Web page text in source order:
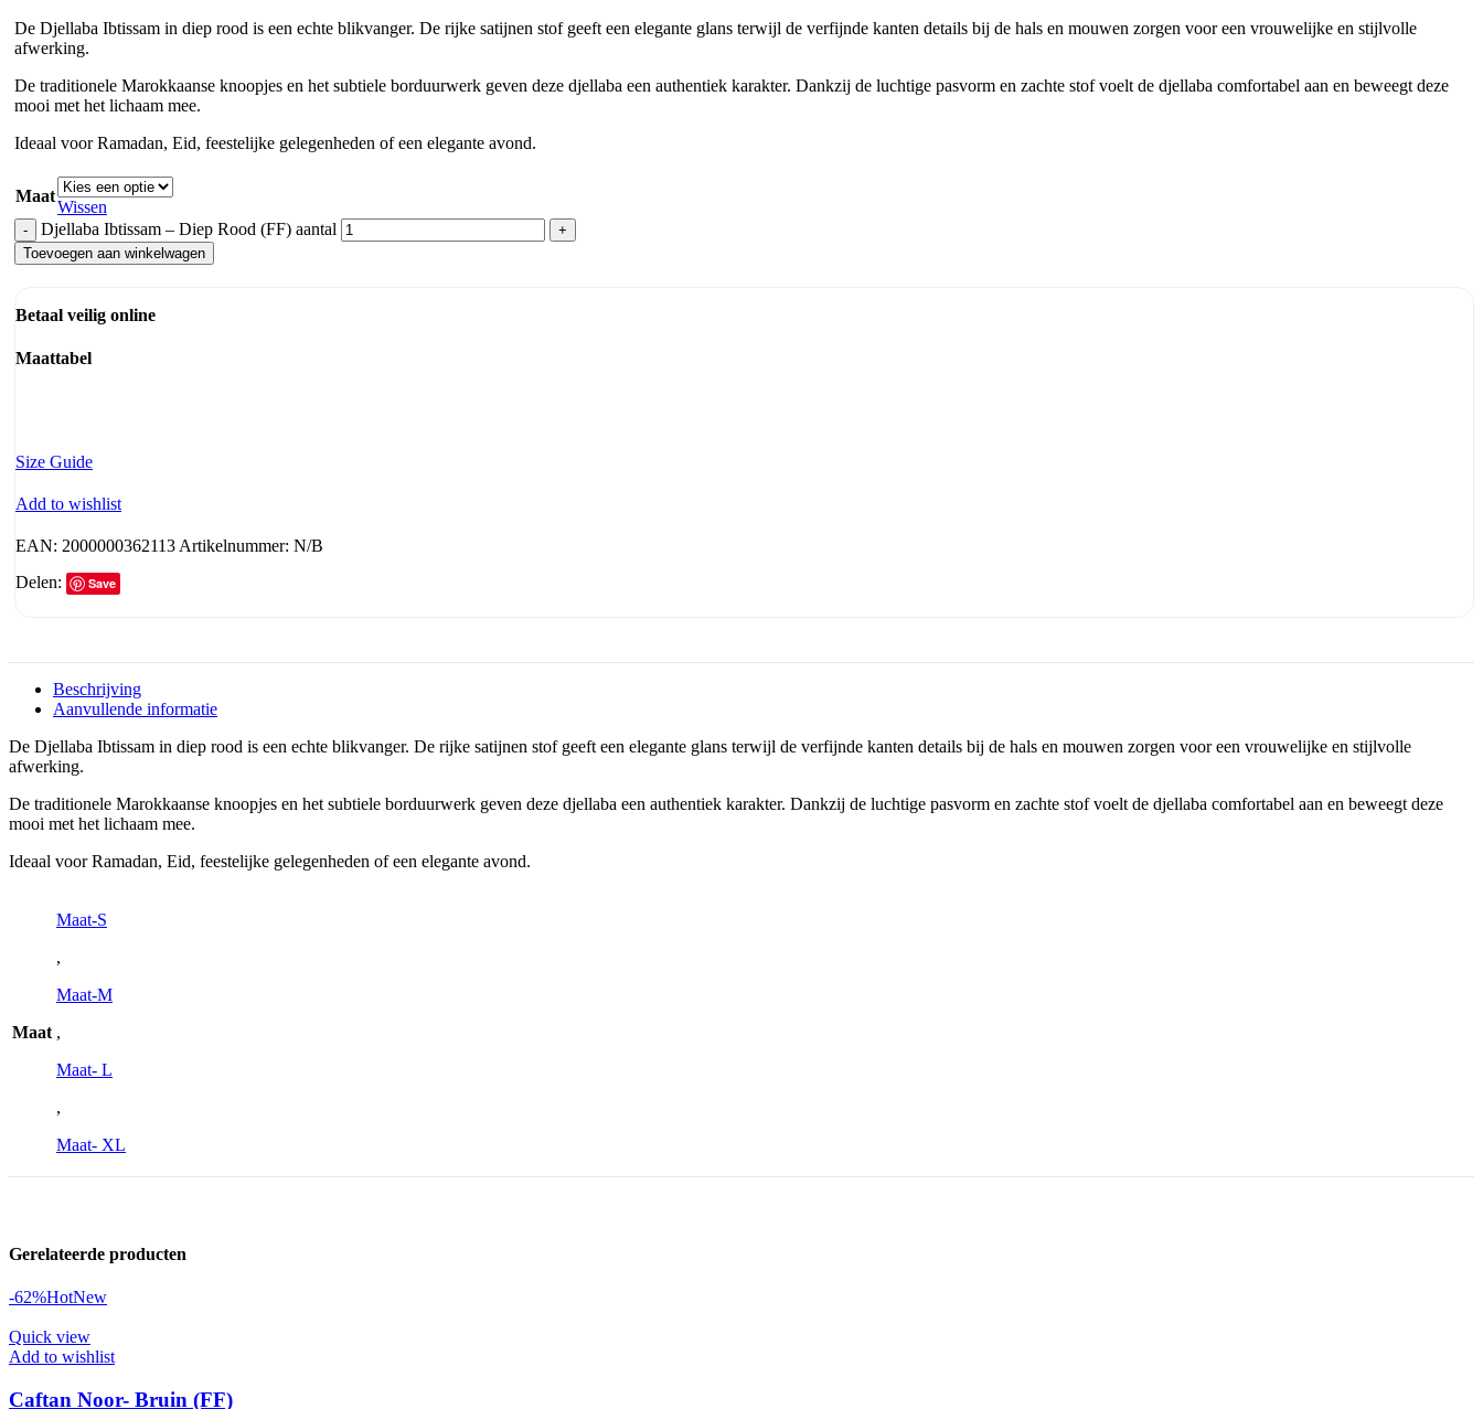
De Djellaba Ibtissam in diep rood is een echte blikvanger. De rijke satijnen stof geeft een elegante glans terwijl de verfijnde kanten details bij de hals en mouwen zorgen voor een vrouwelijke en stijlvolle
afwerking.
De traditionele Marokkaanse knoopjes en het subtiele borduurwerk geven deze djellaba een authentiek karakter. Dankzij de luchtige pasvorm en zachte stof voelt de djellaba comfortabel aan en beweegt deze
mooi met het lichaam mee.
Ideaal voor Ramadan, Eid, feestelijke gelegenheden of een elegante avond.
Maat
Wissen
Djellaba Ibtissam – Diep Rood (FF) aantal
Toevoegen aan winkelwagen
Betaal veilig online
Maattabel
Size Guide
Add to wishlist
EAN: 2000000362113 Artikelnummer: N/B
Delen:
Save
Beschrijving
Aanvullende informatie
De Djellaba Ibtissam in diep rood is een echte blikvanger. De rijke satijnen stof geeft een elegante glans terwijl de verfijnde kanten details bij de hals en mouwen zorgen voor een vrouwelijke en stijlvolle
afwerking.
De traditionele Marokkaanse knoopjes en het subtiele borduurwerk geven deze djellaba een authentiek karakter. Dankzij de luchtige pasvorm en zachte stof voelt de djellaba comfortabel aan en beweegt deze
mooi met het lichaam mee.
Ideaal voor Ramadan, Eid, feestelijke gelegenheden of een elegante avond.
Maat
Maat-S
,
Maat-M
,
Maat- L
,
Maat- XL
Gerelateerde producten
-62%HotNew
Quick view
Add to wishlist
Caftan Noor- Bruin (FF)